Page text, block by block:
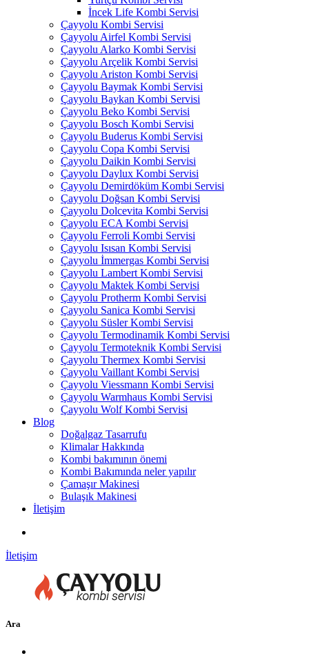
İncek Life Kombi Servisi
Çayyolu Kombi Servisi
Çayyolu Airfel Kombi Servisi
Çayyolu Alarko Kombi Servisi
Çayyolu Arçelik Kombi Servisi
Çayyolu Ariston Kombi Servisi
Çayyolu Baymak Kombi Servisi
Çayyolu Baykan Kombi Servisi
Çayyolu Beko Kombi Servisi
Çayyolu Bosch Kombi Servisi
Çayyolu Buderus Kombi Servisi
Çayyolu Copa Kombi Servisi
Çayyolu Daikin Kombi Servisi
Çayyolu Daylux Kombi Servisi
Çayyolu Demirdöküm Kombi Servisi
Çayyolu Doğsan Kombi Servisi
Çayyolu Dolcevita Kombi Servisi
Çayyolu ECA Kombi Servisi
Çayyolu Ferroli Kombi Servisi
Çayyolu Isısan Kombi Servisi
Çayyolu İmmergas Kombi Servisi
Çayyolu Lambert Kombi Servisi
Çayyolu Maktek Kombi Servisi
Çayyolu Protherm Kombi Servisi
Çayyolu Sanica Kombi Servisi
Çayyolu Süsler Kombi Servisi
Çayyolu Termodinamik Kombi Servisi
Çayyolu Termoteknik Kombi Servisi
Çayyolu Thermex Kombi Servisi
Çayyolu Vaillant Kombi Servisi
Çayyolu Viessmann Kombi Servisi
Çayyolu Warmhaus Kombi Servisi
Çayyolu Wolf Kombi Servisi
Blog
Doğalgaz Tasarrufu
Klimalar Hakkında
Kombi bakımının önemi
Kombi Bakımında neler yapılır
Çamaşır Makinesi
Bulaşık Makinesi
İletişim
İletişim
Ara